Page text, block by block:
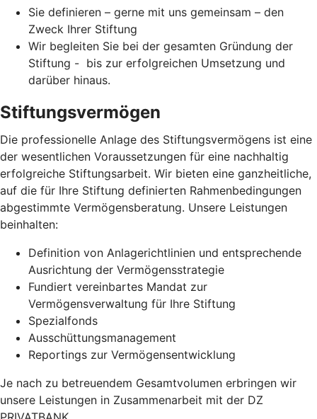
Sie definieren – gerne mit uns gemeinsam – den
Zweck Ihrer Stiftung
Wir begleiten Sie bei der gesamten Gründung der
Stiftung - bis zur erfolgreichen Umsetzung und
darüber hinaus.
Stiftungsvermögen
Die professionelle Anlage des Stiftungsvermögens ist eine
der wesentlichen Voraussetzungen für eine nachhaltig
erfolgreiche Stiftungsarbeit. Wir bieten eine ganzheitliche,
auf die für Ihre Stiftung definierten Rahmenbedingungen
abgestimmte Vermögensberatung. Unsere Leistungen
beinhalten:
Definition von Anlagerichtlinien und entsprechende
Ausrichtung der Vermögensstrategie
Fundiert vereinbartes Mandat zur
Vermögensverwaltung für Ihre Stiftung
Spezialfonds
Ausschüttungsmanagement
Reportings zur Vermögensentwicklung
Je nach zu betreuendem Gesamtvolumen erbringen wir
unsere Leistungen in Zusammenarbeit mit der DZ